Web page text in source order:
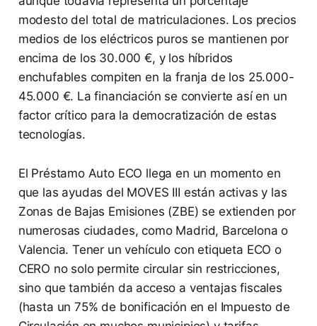
modesto del total de matriculaciones. Los precios
medios de los eléctricos puros se mantienen por
encima de los 30.000 €, y los híbridos
enchufables compiten en la franja de los 25.000-
45.000 €. La financiación se convierte así en un
factor crítico para la democratización de estas
tecnologías.
El Préstamo Auto ECO llega en un momento en
que las ayudas del MOVES III están activas y las
Zonas de Bajas Emisiones (ZBE) se extienden por
numerosas ciudades, como Madrid, Barcelona o
Valencia. Tener un vehículo con etiqueta ECO o
CERO no solo permite circular sin restricciones,
sino que también da acceso a ventajas fiscales
(hasta un 75% de bonificación en el Impuesto de